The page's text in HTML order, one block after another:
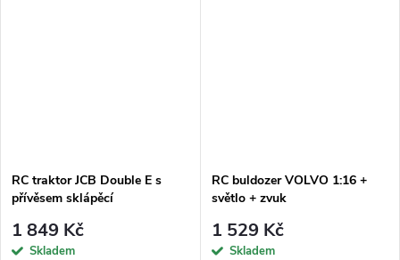
RC traktor JCB Double E s
přívěsem sklápěcí
1 849 Kč
Skladem
RC buldozer VOLVO 1:16 +
světlo + zvuk
1 529 Kč
Skladem